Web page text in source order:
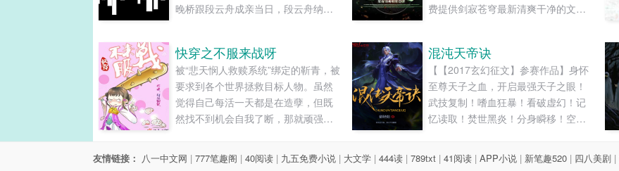
晚桥跟段云舟成亲当日，段云舟纳了
中。后来宁晚桥知道，自己是阻碍段
云舟跟白月光在一起的恶毒妇人。她
在侯府处处受冷落，不能住在侯夫人
的正院中，白月光和他的宠妾们还时
不时跳出来炫耀自己受宠。...
费提供剑寂苍穹最新清爽干净的文字
快穿之不服来战呀
被“悲天悯人救赎系统”绑定的靳青，被
要求到各个世界拯救目标人物。虽然
觉得自己每活一天都是在造孽，但既
然找不到机会自我了断，那就顽强的
力大无穷的属性，让每个世界来找茬
的人都不自在。面对在各个世界都会
混沌天帝诀
【【2017玄幻征文】参赛作品】身怀
至尊天子之血，开启最强天子之眼！
武技复制！嗜血狂暴！看破虚幻！记
忆读取！焚世黑炎！分身瞬移！空间
【混沌天帝】凌峰：“我凭这双眼，敢
叫天地颤栗！”...
友情链接： 八一中文网 | 777笔趣阁 | 40阅读 | 九五免费小说 | 大文学 | 444读 | 789txt | 41阅读 | APP小说 | 新笔趣520 | 四八美剧 |